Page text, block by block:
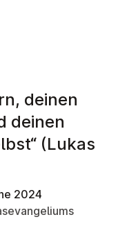
deinen
deinen
(Lukas
2024